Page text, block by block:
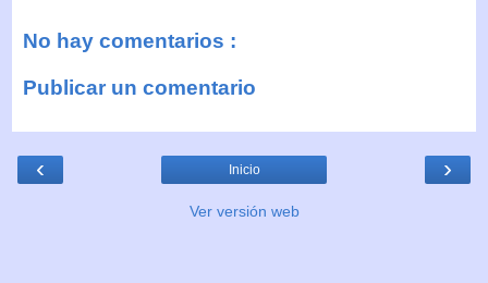
No hay comentarios :
Publicar un comentario
‹ ›
Inicio
Ver versión web